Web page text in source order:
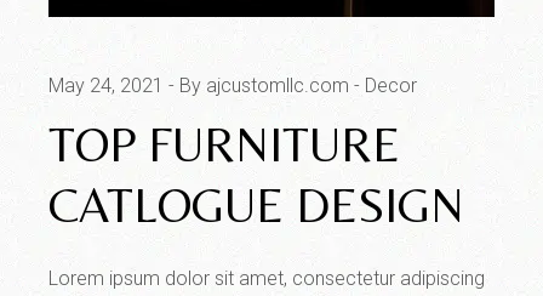
May 24, 2021 By ajcustomllc.com Decor
TOP FURNITURE
CATLOGUE DESIGN
Lorem ipsum dolor sit amet, consectetur adipiscing